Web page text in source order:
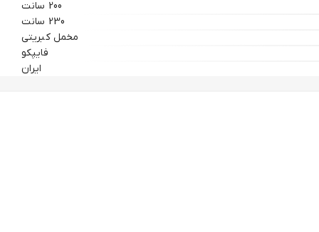
200 سانت
230 سانت
مخمل کبریتی
فایپکو
ایران